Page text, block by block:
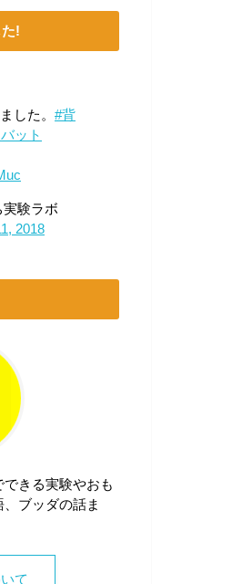
!
した。 #背
ット
験ラボ
2018
きる実験やおも
ブッダの話ま
て